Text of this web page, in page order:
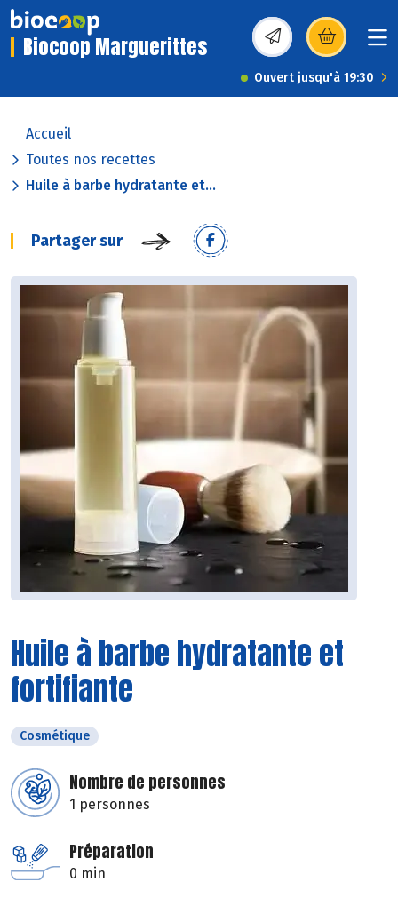
Biocoop Marguerittes (s’ouvre dans une
Ouvert jusqu'à 19:30
Accueil
Toutes nos recettes
Huile à barbe hydratante et...
Partager sur
Huile à barbe hydratante et
fortifiante
Cosmétique
Nombre de personnes
1 personnes
Préparation
0 min